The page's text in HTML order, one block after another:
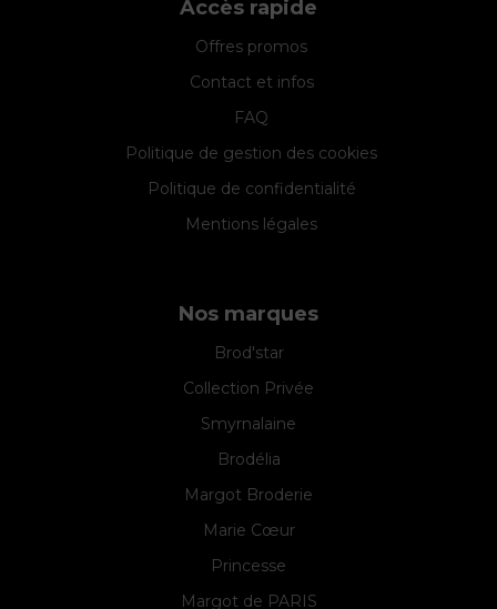
Accès rapide
Offres promos
Contact et infos
FAQ
Politique de gestion des cookies
Politique de confidentialité
Mentions légales
Nos marques
Brod'star
Collection Privée
Smyrnalaine
Brodélia
Margot Broderie
Marie Cœur
Princesse
Margot de PARIS